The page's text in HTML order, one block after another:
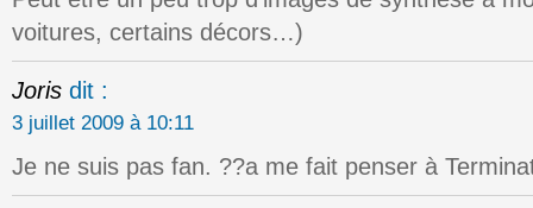
voitures, certains décors…)
Joris dit :
3 juillet 2009 à 10:11
Je ne suis pas fan. ??a me fait penser à